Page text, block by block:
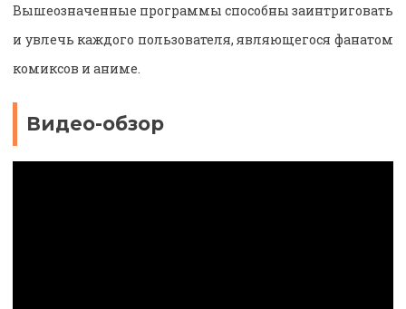
Вышеозначенные программы способны заинтриговать
и увлечь каждого пользователя, являющегося фанатом
комиксов и аниме.
Видео-обзор